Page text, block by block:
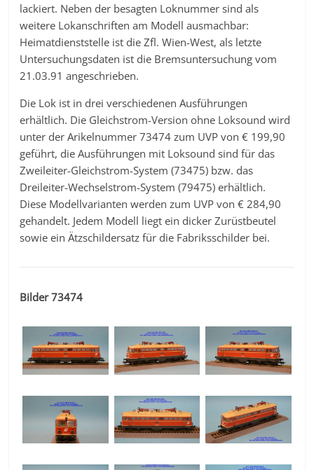
lackiert. Neben der besagten Loknummer sind als
weitere Lokanschriften am Modell ausmachbar:
Heimatdienststelle ist die Zfl. Wien-West, als letzte
Untersuchungsdaten ist die Bremsuntersuchung vom
21.03.91 angeschrieben.
Die Lok ist in drei verschiedenen Ausführungen
erhältlich. Die Gleichstrom-Version ohne Loksound wird
unter der Arikelnummer 73474 zum UVP von € 199,90
geführt, die Ausführungen mit Loksound sind für das
Zweileiter-Gleichstrom-System (73475) bzw. das
Dreileiter-Wechselstrom-System (79475) erhältlich.
Diese Modellvarianten werden zum UVP von € 284,90
gehandelt. Jedem Modell liegt ein dicker Zurüstbeutel
sowie ein Ätzschildersatz für die Fabriksschilder bei.
Bilder 73474